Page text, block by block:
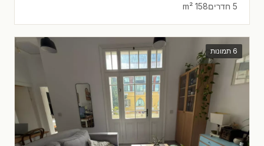
5 חדרים 158 m²
6 תמונות